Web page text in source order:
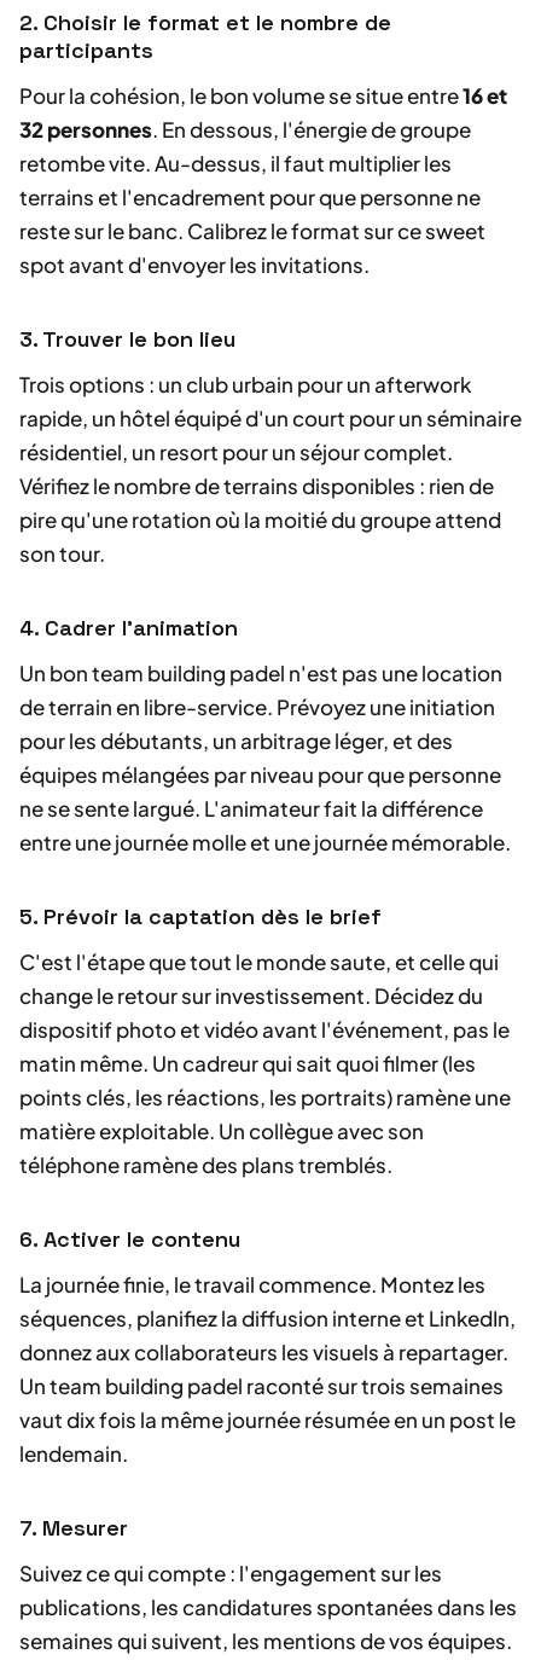
2. Choisir le format et le nombre de
participants
Pour la cohésion, le bon volume se situe entre16 et
32 personnes. En dessous, l'énergie de groupe
retombe vite. Au-dessus, il faut multiplier les
terrains et l'encadrement pour que personne ne
reste sur le banc. Calibrez le format sur ce sweet
spot avant d'envoyer les invitations.
3. Trouver le bon lieu
Trois options : un club urbain pour un afterwork
rapide, un hôtel équipé d'un court pour un séminaire
résidentiel, un resort pour un séjour complet.
Vérifiez le nombre de terrains disponibles : rien de
pire qu'une rotation où la moitié du groupe attend
son tour.
4. Cadrer l'animation
Un bon team building padel n'est pas une location
de terrain en libre-service. Prévoyez une initiation
pour les débutants, un arbitrage léger, et des
équipes mélangées par niveau pour que personne
ne se sente largué. L'animateur fait la différence
entre une journée molle et une journée mémorable.
5. Prévoir la captation dès le brief
C'est l'étape que tout le monde saute, et celle qui
change le retour sur investissement. Décidez du
dispositif photo et vidéo avant l'événement, pas le
matin même. Un cadreur qui sait quoi filmer (les
points clés, les réactions, les portraits) ramène une
matière exploitable. Un collègue avec son
téléphone ramène des plans tremblés.
6. Activer le contenu
La journée finie, le travail commence. Montez les
séquences, planifiez la diffusion interne et LinkedIn,
donnez aux collaborateurs les visuels à repartager.
Un team building padel raconté sur trois semaines
vaut dix fois la même journée résumée en un post le
lendemain.
7. Mesurer
Suivez ce qui compte : l'engagement sur les
publications, les candidatures spontanées dans les
semaines qui suivent, les mentions de vos équipes.